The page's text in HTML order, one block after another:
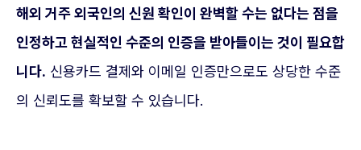
해외 거주 외국인의 신원 확인이 완벽할 수는 없다는 점을
인정하고 현실적인 수준의 인증을 받아들이는 것이 필요합
니다. 신용카드 결제와 이메일 인증만으로도 상당한 수준
의 신뢰도를 확보할 수 있습니다.